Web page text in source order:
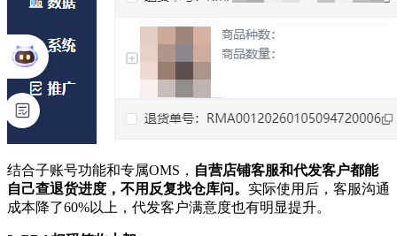
结合子账号功能和专属OMS， 自营店铺客服和代发客户都能
自己查退货进度，不用反复找仓库问。 实际使用后，客服沟通
成本降了60%以上，代发客户满意度也有明显提升。